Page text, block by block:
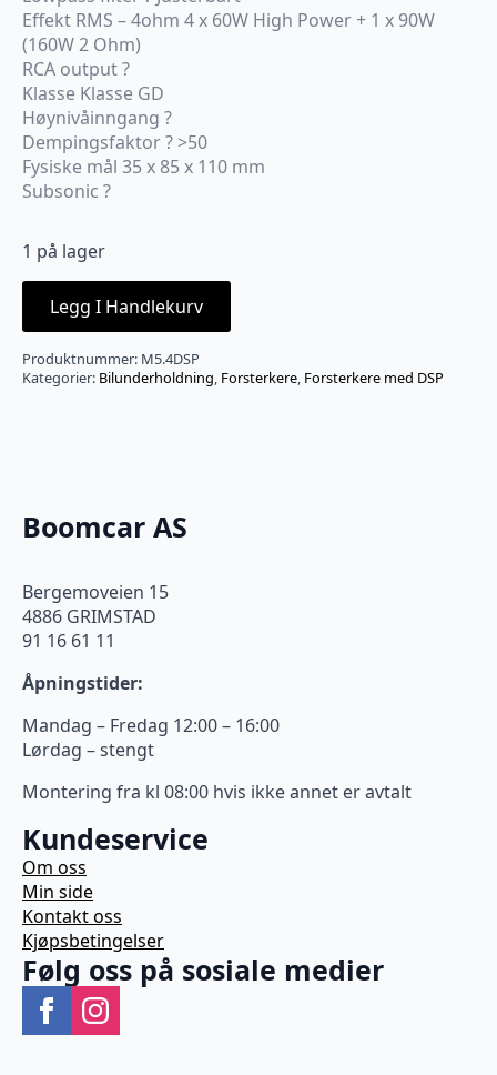
Effekt RMS – 4ohm 4 x 60W High Power + 1 x 90W
(160W 2 Ohm)
RCA output ?
Klasse Klasse GD
Høynivåinngang ?
Dempingsfaktor ? >50
Fysiske mål 35 x 85 x 110 mm
Subsonic ?
1 på lager
Legg I Handlekurv
Produktnummer: M5.4DSP
Kategorier: Bilunderholdning, Forsterkere, Forsterkere med DSP
Boomcar AS
Bergemoveien 15
4886 GRIMSTAD
91 16 61 11
Åpningstider:
Mandag – Fredag 12:00 – 16:00
Lørdag – stengt
Montering fra kl 08:00 hvis ikke annet er avtalt
Kundeservice
Om oss
Min side
Kontakt oss
Kjøpsbetingelser
Følg oss på sosiale medier